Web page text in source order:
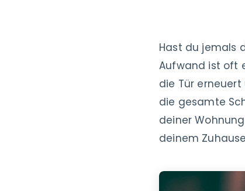
Hast du jemals
Aufwand ist oft
die Tür
die gesamte
deiner
deinem